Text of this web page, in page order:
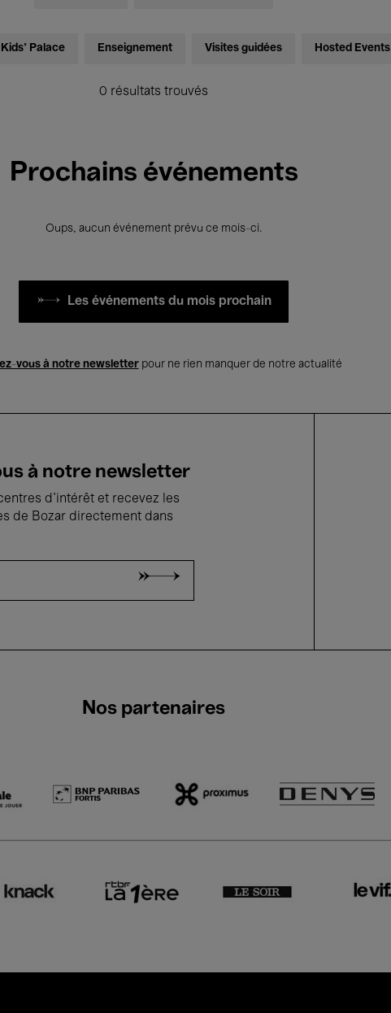
Kids’ Palace Enseignement Visites guidées Hosted Events
0 résultats trouvés
Prochains événements
Oups, aucun événement prévu ce mois-ci.
Les événements du mois prochain
vous à notre newsletterpour ne rien manquer de notre actualité
à notre newsletter
d'intérêt et recevez les
de Bozar directement dans
Nos partenaires